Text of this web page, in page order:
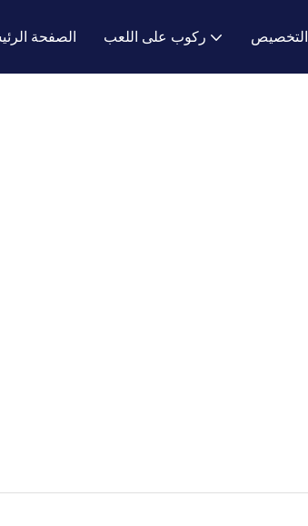
الصفحة ركوب على اللعب التخصيص